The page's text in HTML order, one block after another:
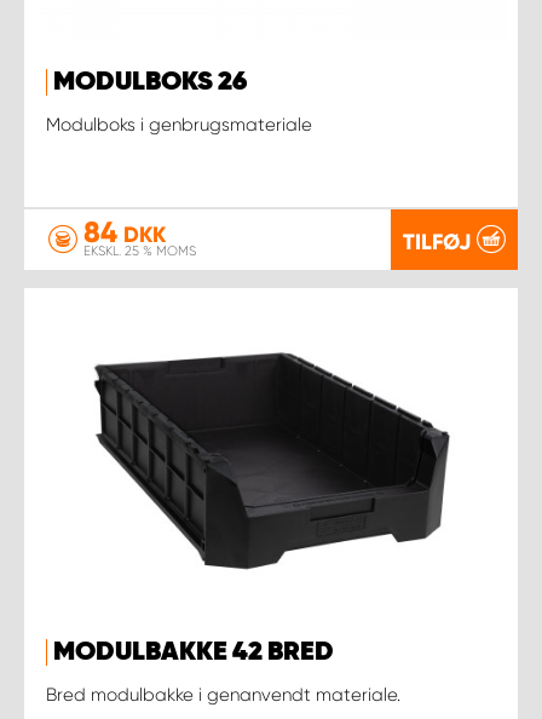
MODULBOKS 26
Modulboks i genbrugsmateriale
84 DKK
EKSKL. 25 % MOMS TILFØJ
MODULBAKKE 42 BRED
Bred modulbakke i genanvendt materiale.